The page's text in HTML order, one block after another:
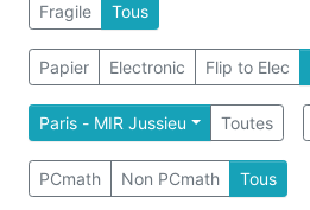
Fragile Tous
Papier Electronic Flip to Elec
Paris - MIR Jussieu Toutes
PCmath Non PCmath Tous